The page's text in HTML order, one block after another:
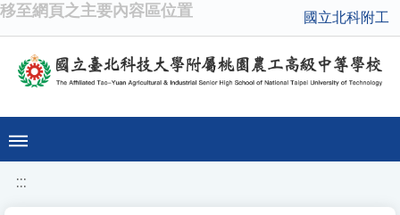
移至網頁之主要內容區位置 國立北科附工
:::